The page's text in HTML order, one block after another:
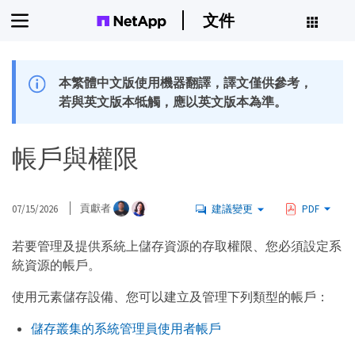
文件
本繁體中文版使用機器翻譯，譯文僅供參考，
若與英文版本牴觸，應以英文版本為準。
帳戶與權限
07/15/2026 貢獻者 建議變更 PDF
若要管理及提供系統上儲存資源的存取權限、您必須設定系
統資源的帳戶。
使用元素儲存設備、您可以建立及管理下列類型的帳戶：
儲存叢集的系統管理員使用者帳戶